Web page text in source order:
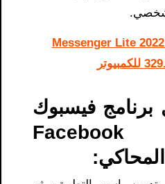
تنزيل ماسنجر لايت 2022 Messenger Lite
فيسبوك
للكمبيوتر Facebook